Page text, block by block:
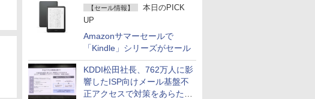
【セール情報】
本日のPICK
UP
Amazonサマーセールで
「Kindle」シリーズがセール
KDDI松田社長、762万人に影
響したISP向けメール基盤不
正アクセスで対策をあらため